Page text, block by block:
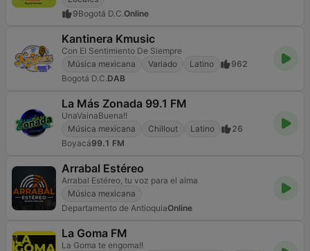
9Bogotá D.C.Online
Kantinera Kmusic
Con El Sentimiento De Siempre
Música mexicana
Variado Latino
962
Bogotá D.C.DAB
La Más Zonada 99.1 FM
UnaVainaBuena!!
Música mexicana
Chillout Latino
26
Boyacá99.1 FM
Arrabal Estéreo
Arrabal Estéreo, tu voz para el alma
Música mexicana
Departamento de AntioquiaOnline
La Goma FM
La Goma te engoma!!